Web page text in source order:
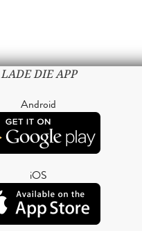
LADE DIE APP
Android
iOS